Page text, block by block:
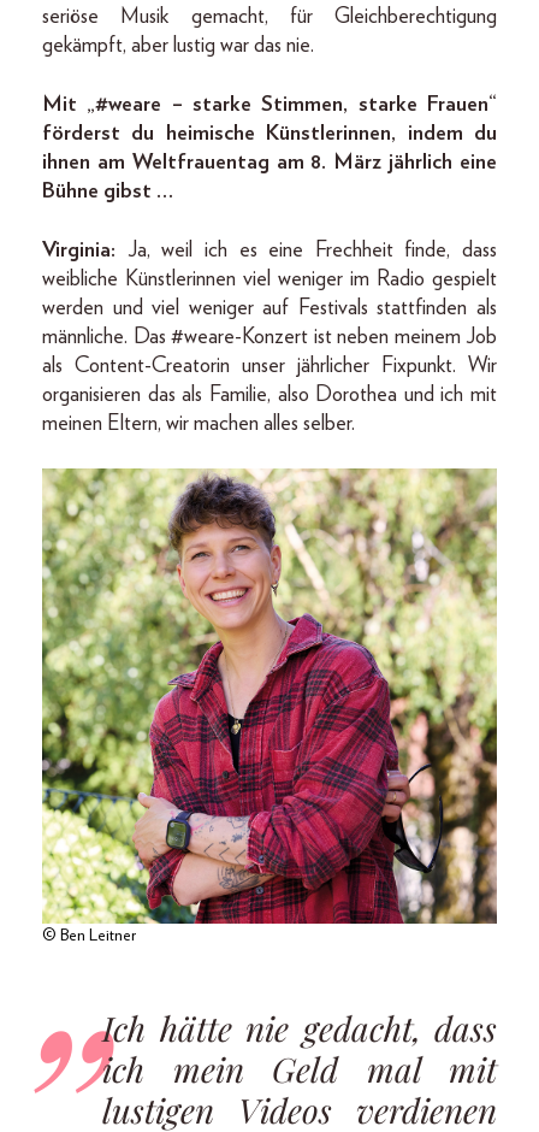
seriöse Musik gemacht, für Gleichberechtigung
gekämpft, aber lustig war das nie.
Mit „#weare – starke Stimmen, starke Frauen“
förderst du heimische Künstlerinnen, indem du
ihnen am Weltfrauentag am 8. März jährlich eine
Bühne gibst …
Virginia: Ja, weil ich es eine Frechheit finde, dass
weibliche Künstlerinnen viel weniger im Radio gespielt
werden und viel weniger auf Festivals stattfinden als
männliche. Das #weare-­Konzert ist neben meinem Job
als Content-Creatorin unser jährlicher Fixpunkt. Wir
organisieren das als Familie, also Dorothea und ich mit
meinen Eltern, wir machen alles selber.
© Ben Leitner
Ich hätte nie gedacht, dass
ich mein Geld mal mit
lustigen Videos verdienen